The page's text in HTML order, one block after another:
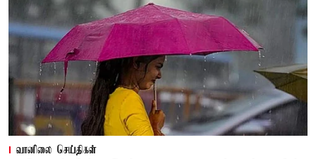
வானிலை செய்திகள்